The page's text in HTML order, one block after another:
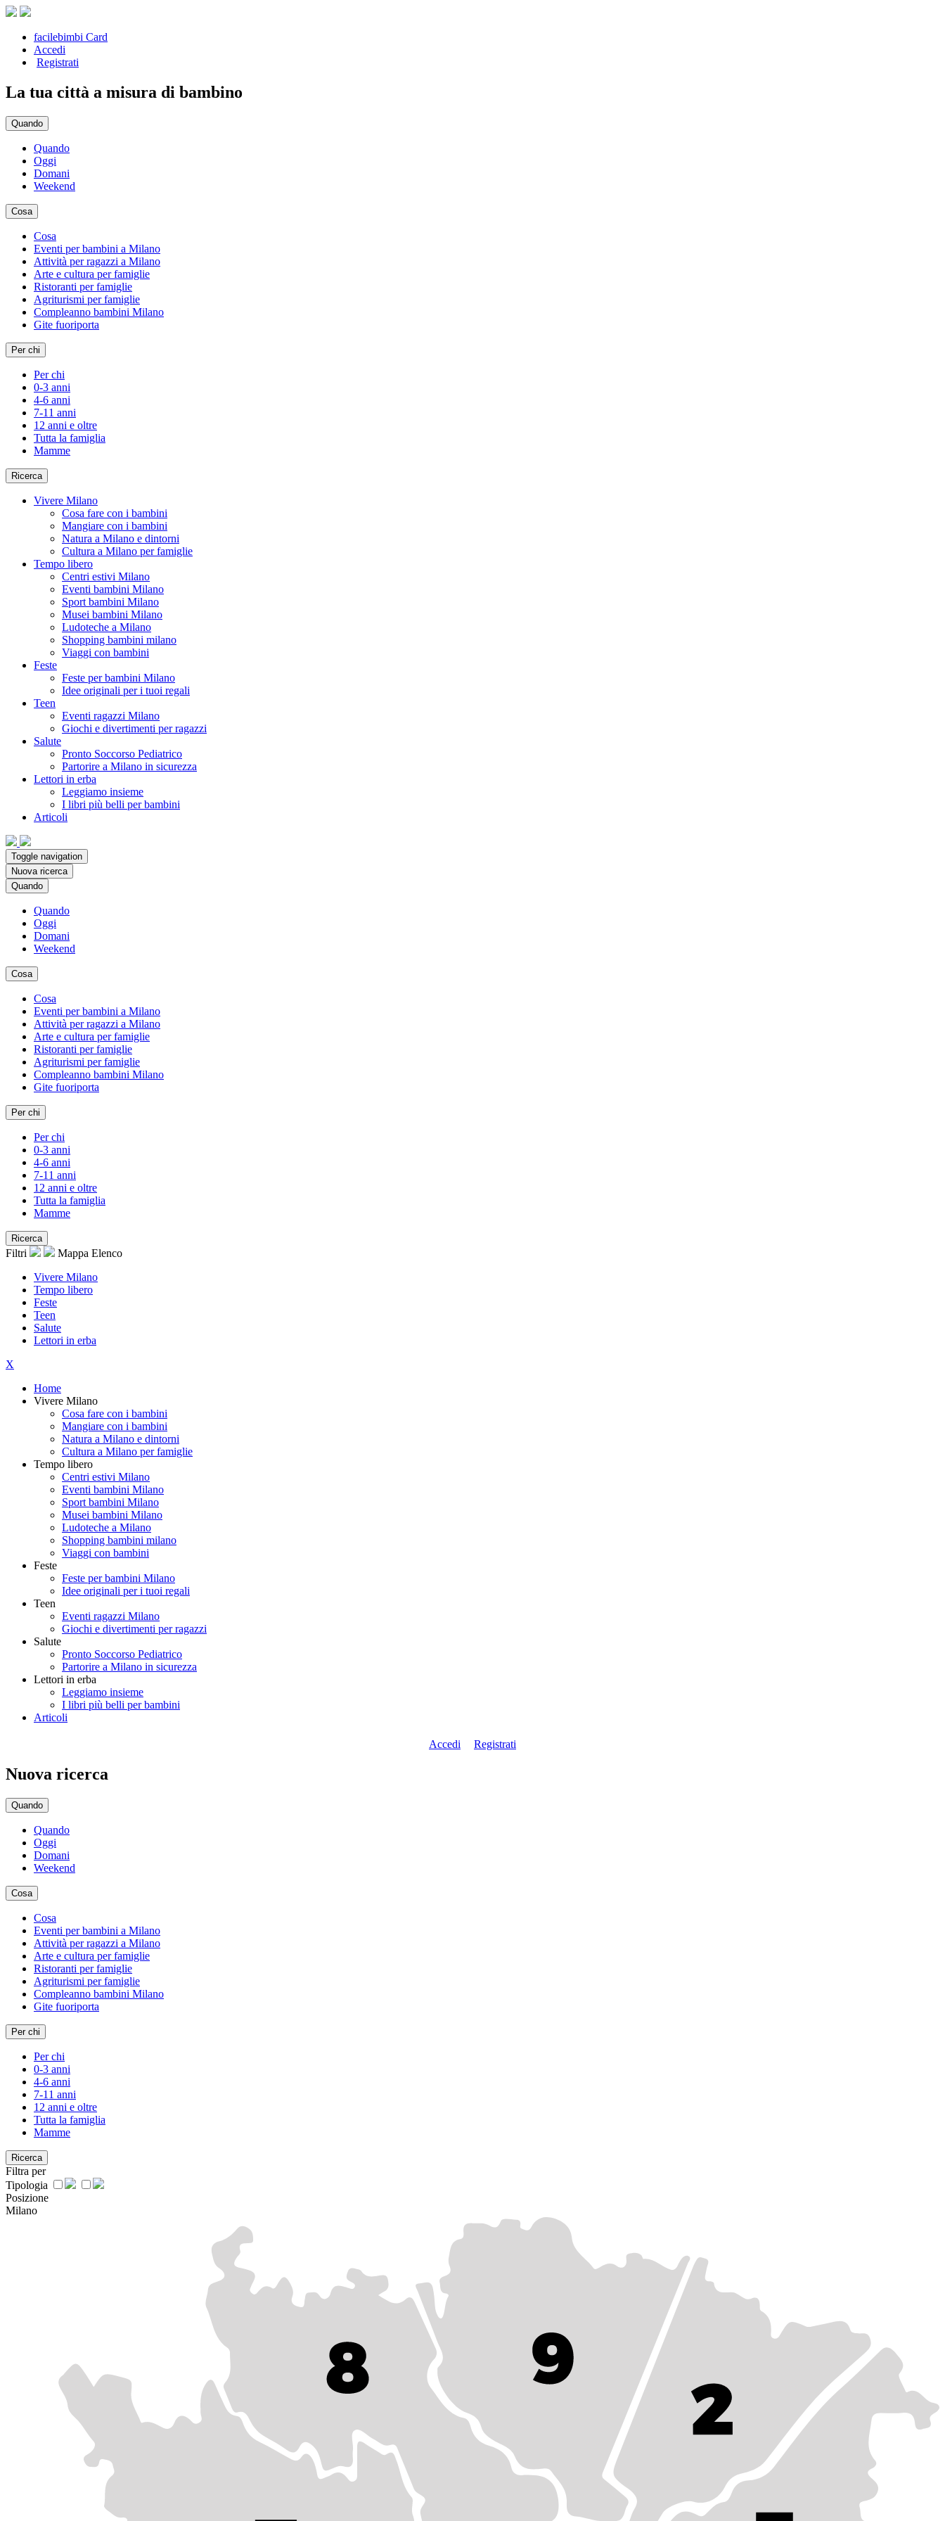
facilebimbi Card
Accedi
Registrati
La tua città a misura di bambino
Quando
Quando
Oggi
Domani
Weekend
Cosa
Cosa
Eventi per bambini a Milano
Attività per ragazzi a Milano
Arte e cultura per famiglie
Ristoranti per famiglie
Agriturismi per famiglie
Compleanno bambini Milano
Gite fuoriporta
Per chi
Per chi
0-3 anni
4-6 anni
7-11 anni
12 anni e oltre
Tutta la famiglia
Mamme
Ricerca
Vivere Milano
Cosa fare con i bambini
Mangiare con i bambini
Natura a Milano e dintorni
Cultura a Milano per famiglie
Tempo libero
Centri estivi Milano
Eventi bambini Milano
Sport bambini Milano
Musei bambini Milano
Ludoteche a Milano
Shopping bambini milano
Viaggi con bambini
Feste
Feste per bambini Milano
Idee originali per i tuoi regali
Teen
Eventi ragazzi Milano
Giochi e divertimenti per ragazzi
Salute
Pronto Soccorso Pediatrico
Partorire a Milano in sicurezza
Lettori in erba
Leggiamo insieme
I libri più belli per bambini
Articoli
Toggle navigation
Nuova ricerca
Quando
Quando
Oggi
Domani
Weekend
Cosa
Cosa
Eventi per bambini a Milano
Attività per ragazzi a Milano
Arte e cultura per famiglie
Ristoranti per famiglie
Agriturismi per famiglie
Compleanno bambini Milano
Gite fuoriporta
Per chi
Per chi
0-3 anni
4-6 anni
7-11 anni
12 anni e oltre
Tutta la famiglia
Mamme
Ricerca
Filtri Mappa Elenco
Vivere Milano
Tempo libero
Feste
Teen
Salute
Lettori in erba
X
Home
Vivere Milano
Cosa fare con i bambini
Mangiare con i bambini
Natura a Milano e dintorni
Cultura a Milano per famiglie
Tempo libero
Centri estivi Milano
Eventi bambini Milano
Sport bambini Milano
Musei bambini Milano
Ludoteche a Milano
Shopping bambini milano
Viaggi con bambini
Feste
Feste per bambini Milano
Idee originali per i tuoi regali
Teen
Eventi ragazzi Milano
Giochi e divertimenti per ragazzi
Salute
Pronto Soccorso Pediatrico
Partorire a Milano in sicurezza
Lettori in erba
Leggiamo insieme
I libri più belli per bambini
Articoli
Accedi Registrati
Nuova ricerca
Quando
Quando
Oggi
Domani
Weekend
Cosa
Cosa
Eventi per bambini a Milano
Attività per ragazzi a Milano
Arte e cultura per famiglie
Ristoranti per famiglie
Agriturismi per famiglie
Compleanno bambini Milano
Gite fuoriporta
Per chi
Per chi
0-3 anni
4-6 anni
7-11 anni
12 anni e oltre
Tutta la famiglia
Mamme
Ricerca
Filtra per
Tipologia
Posizione
Milano